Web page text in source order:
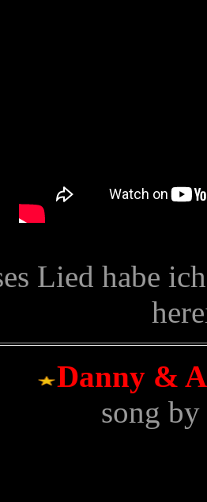
Lied habe
Danny &
song